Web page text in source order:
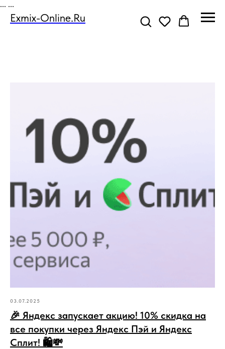
... ...
Exmix-Online.ru
03.07.2025
🎉 Яндекс запускает акцию! 10% скидка на
все покупки через Яндекс Пэй и Яндекс
Сплит! 🛍️💸